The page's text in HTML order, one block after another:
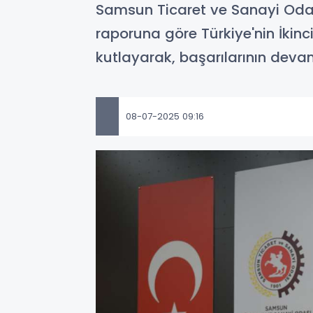
Samsun Ticaret ve Sanayi
raporuna göre Türkiye'nin
kutlayarak, başarılarının
08-07-2025 09:16